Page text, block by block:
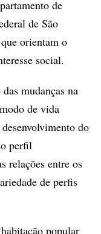
de
de São
orientam o
social.
mudanças na
de vida
do
perfil
relações entre os
de perfis
popular